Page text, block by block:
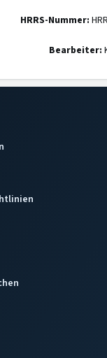
HRRS-Nummer:
Bearbeiter: